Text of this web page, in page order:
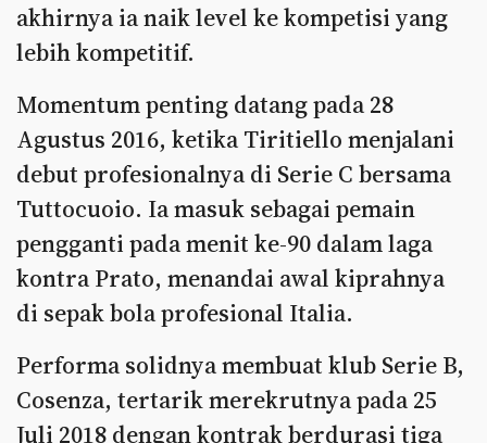
akhirnya ia naik level ke kompetisi yang
lebih kompetitif.
Momentum penting datang pada 28
Agustus 2016, ketika Tiritiello menjalani
debut profesionalnya di Serie C bersama
Tuttocuoio. Ia masuk sebagai pemain
pengganti pada menit ke-90 dalam laga
kontra Prato, menandai awal kiprahnya
di sepak bola profesional Italia.
Performa solidnya membuat klub Serie B,
Cosenza, tertarik merekrutnya pada 25
Juli 2018 dengan kontrak berdurasi tiga